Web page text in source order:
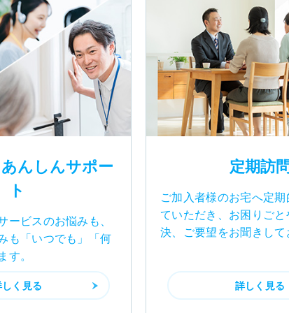
んしんサポー
ト
ービスのお悩みも、
も「いつでも」「何
。
く見る
定期訪
ご加入者様のお宅へ定
ていただき、お困りご
決、ご要望をお聞きして
詳しく見る